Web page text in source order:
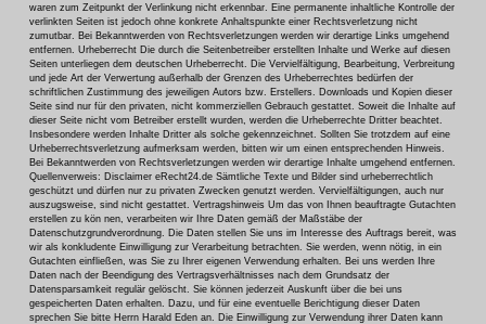
waren zum Zeitpunkt der Verlinkung nicht erkennbar. Eine permanente inhaltliche Kontrolle der
verlinkten Seiten ist jedoch ohne konkrete Anhaltspunkte einer Rechtsverletzung nicht
zumutbar. Bei Bekanntwerden von Rechtsverletzungen werden wir derartige Links umgehend
entfernen. Urheberrecht Die durch die Seitenbetreiber erstellten Inhalte und Werke auf diesen
Seiten unterliegen dem deutschen Urheberrecht. Die Vervielfältigung, Bearbeitung, Verbreitung
und jede Art der Verwertung außerhalb der Grenzen des Urheberrechtes bedürfen der
schriftlichen Zustimmung des jeweiligen Autors bzw. Erstellers. Downloads und Kopien dieser
Seite sind nur für den privaten, nicht kommerziellen Gebrauch gestattet. Soweit die Inhalte auf
dieser Seite nicht vom Betreiber erstellt wurden, werden die Urheberrechte Dritter beachtet.
Insbesondere werden Inhalte Dritter als solche gekennzeichnet. Sollten Sie trotzdem auf eine
Urheberrechtsverletzung aufmerksam werden, bitten wir um einen entsprechenden Hinweis.
Bei Bekanntwerden von Rechtsverletzungen werden wir derartige Inhalte umgehend entfernen.
Quellenverweis: Disclaimer eRecht24.de Sämtliche Texte und Bilder sind urheberrechtlich
geschützt und dürfen nur zu privaten Zwecken genutzt werden. Vervielfältigungen, auch nur
auszugsweise, sind nicht gestattet. Vertragshinweis Um das von Ihnen beauftragte Gutachten
erstellen zu kön nen, verarbeiten wir Ihre Daten gemäß der Maßstäbe der
Datenschutzgrundverordnung. Die Daten stellen Sie uns im Interesse des Auftrags bereit, was
wir als konkludente Einwilligung zur Verarbeitung betrachten. Sie werden, wenn nötig, in ein
Gutachten einfließen, was Sie zu Ihrer eigenen Verwendung erhalten. Bei uns werden Ihre
Daten nach der Beendigung des Vertragsverhältnisses nach dem Grundsatz der
Datensparsamkeit regulär gelöscht. Sie können jederzeit Auskunft über die bei uns
gespeicherten Daten erhalten. Dazu, und für eine eventuelle Berichtigung dieser Daten
sprechen Sie bitte Herrn Harald Eden an. Die Einwilligung zur Verwendung ihrer Daten kann